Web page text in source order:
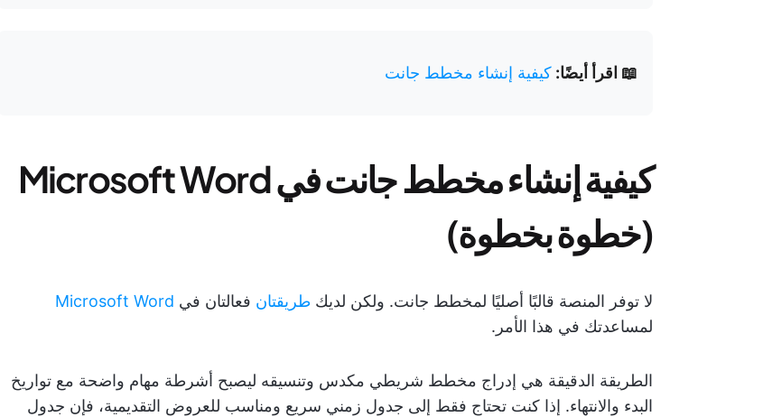
📖 اقرأ أيضًا: كيفية إنشاء مخطط جانت
كيفية إنشاء مخطط جانت في Microsoft Word
(خطوة بخطوة)
لا توفر المنصة قالبًا أصليًا لمخطط جانت. ولكن لديك طريقتان فعالتان في Microsoft Word
لمساعدتك في هذا الأمر.
الطريقة الدقيقة هي إدراج مخطط شريطي مكدس وتنسيقه ليصبح أشرطة مهام واضحة مع تواريخ
البدء والانتهاء. إذا كنت تحتاج فقط إلى جدول زمني سريع ومناسب للعروض التقديمية، فإن جدول